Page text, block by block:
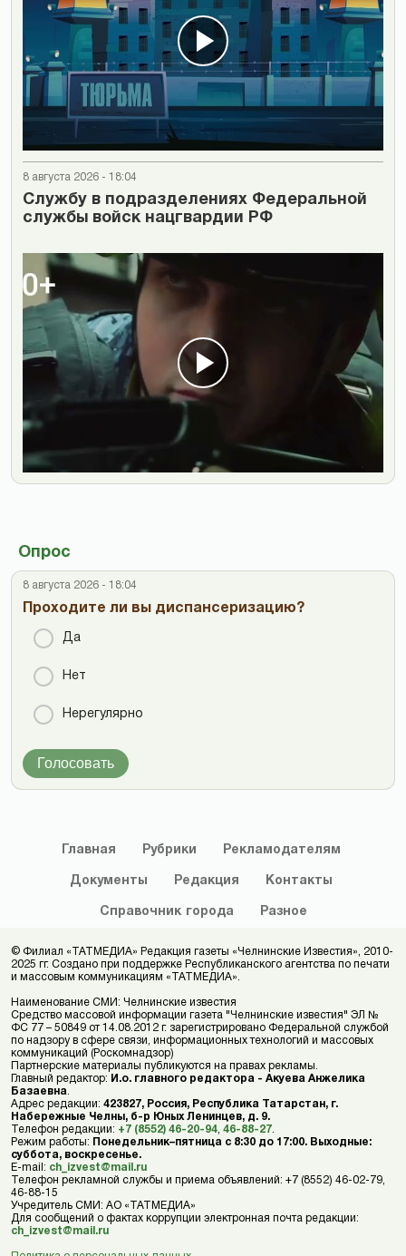
8 августа 2026 - 18:04
Cлужбу в подразделениях Федеральной
службы войск нацгвардии РФ
Опрос
8 августа 2026 - 18:04
Проходите ли вы диспансеризацию?
Да
Нет
Нерегулярно
Голосовать
Главная Рубрики Рекламодателям
Документы Редакция Контакты
Справочник города Разное
© Филиал «ТАТМЕДИА» Редакция газеты «Челнинские Известия», 2010-
2025 гг. Создано при поддержке Республиканского агентства по печати
и массовым коммуникациям «ТАТМЕДИА».
Наименование СМИ: Челнинские известия
Средство массовой информации газета "Челнинские известия" ЭЛ №
ФС 77 – 50849 от 14.08.2012 г. зарегистрировано Федеральной службой
по надзору в сфере связи, информационных технологий и массовых
коммуникаций (Роскомнадзор)
Партнерские материалы публикуются на правах рекламы.
Главный редактор: И.о. главного редактора - Акуева Анжелика
Базаевна
Адрес редакции: 423827, Россия, Республика Татарстан, г.
Набережные Челны, б-р Юных Ленинцев, д. 9.
Телефон редакции: +7 (8552) 46-20-94 46-88-27
Режим работы: Понедельник–пятница с 8:30 до 17:00. Выходные:
суббота, воскресенье.
E-mail: ch_izvest@mail.ru
Телефон рекламной службы и приема объявлений: +7 (8552) 46-02-79,
46-88-15
Учредитель СМИ: АО «ТАТМЕДИА»
Для сообщений о фактах коррупции электронная почта редакции:
ch_izvest@mail.ru